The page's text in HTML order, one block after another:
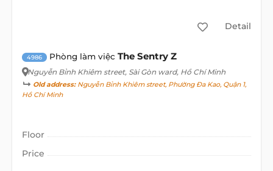
Detail
4986 Phòng làm việc The Sentry Z
Nguyễn Bỉnh Khiêm street, Sài Gòn ward, Hồ Chí Minh
Old address:Nguyễn Bỉnh Khiêm street, Phường Đa Kao, Quận 1,
Hồ Chí Minh
Floor
Price